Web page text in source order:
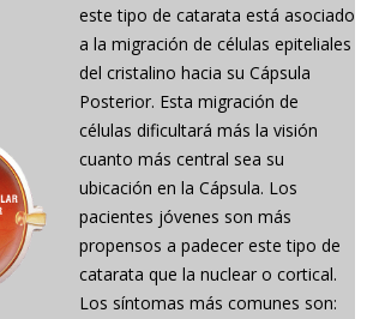
este tipo de catarata está asociado
a la migración de células epiteliales
del cristalino hacia su Cápsula
Posterior. Esta migración de
células dificultará más la visión
cuanto más central sea su
ubicación en la Cápsula. Los
pacientes jóvenes son más
propensos a padecer este tipo de
catarata que la nuclear o cortical.
Los síntomas más comunes son: